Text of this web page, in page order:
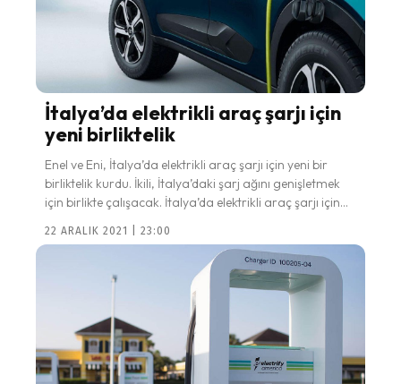
İtalya’da elektrikli araç şarjı için
yeni birliktelik
Enel ve Eni, İtalya’da elektrikli araç şarjı için yeni bir
birliktelik kurdu. İkili, İtalya’daki şarj ağını genişletmek
için birlikte çalışacak. İtalya’da elektrikli araç şarjı için...
22 ARALIK 2021 | 23:00